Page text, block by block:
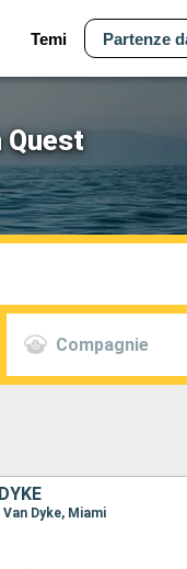
Temi Partenze
Quest
Compagnie
Dyke, Miami